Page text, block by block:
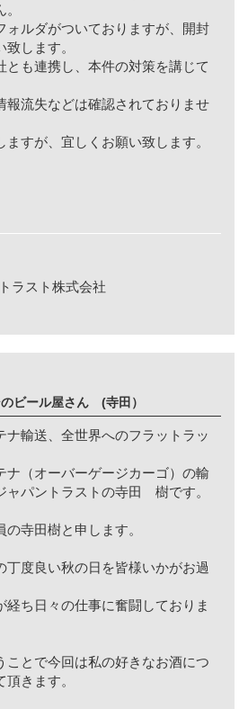
ォルダがついておりますが、開封
します。
とも連携し、本件の対策を講じて
報流失などは確認されておりませ
すが、宜しくお願い致します。
ラスト株式会社
ビール屋さん (寺田）
ナ輸送、全世界へのフラットラッ
ナ（オーバーゲージカーゴ）の輸
ャパントラストの寺田 樹です。
寺田樹と申します。
丁度良い秋の日を皆様いかがお過
経ち日々の仕事に奮闘しておりま
ことで今回は私の好きなお酒につ
きます。